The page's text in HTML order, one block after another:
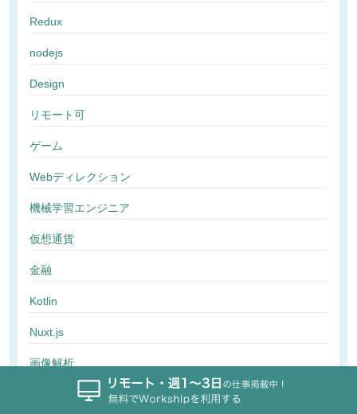
Redux
nodejs
Design
リモート可
ゲーム
Webディレクション
機械学習エンジニア
仮想通貨
金融
Kotlin
Nuxt.js
画像解析